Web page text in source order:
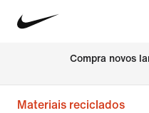
Compra novos
Materiais reciclados